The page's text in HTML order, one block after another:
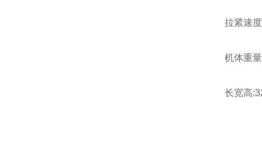
拉紧速度
机体重量
长宽高